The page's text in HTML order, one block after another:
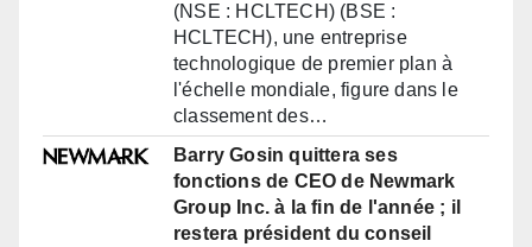
(NSE : HCLTECH) (BSE :
HCLTECH), une entreprise
technologique de premier plan à
l'échelle mondiale, figure dans le
classement des…
Barry Gosin quittera ses
fonctions de CEO de Newmark
Group Inc. à la fin de l'année ; il
restera président du conseil